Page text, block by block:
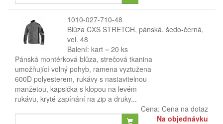
1010-027-710-48
Blůza CXS STRETCH, pánská, šedo-černá,
vel. 48
Balení: kart = 20 ks
Pánská montérková blůza, strečová tkanina
umožňující volný pohyb, ramena vyztužena
600D polyesterem, rukávy s nastavitelnou
manžetou, kapsička s klopou na levém
rukávu, kryté zapínání na zip a druky...
Cena: Cena na dotaz
Na objednávku